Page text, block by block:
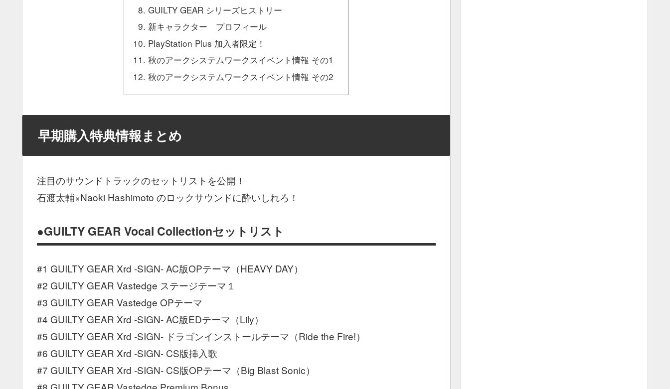
GUILTY GEAR シリーズヒストリー
新キャラクター プロフィール
PlayStation Plus 加入者限定！
秋のアークシステムワークスイベント情報 その1
秋のアークシステムワークスイベント情報 その2
早期購入特典情報まとめ
注目のサウンドトラックのセットリストを公開！
石渡太輔×Naoki Hashimoto のロックサウンドに酔いしれろ！
●GUILTY GEAR Vocal Collectionセットリスト
#1 GUILTY GEAR Xrd -SIGN- AC版OPテーマ（HEAVY DAY）
#2 GUILTY GEAR Vastedge ステージテーマ１
#3 GUILTY GEAR Vastedge OPテーマ
#4 GUILTY GEAR Xrd -SIGN- AC版EDテーマ（Lily）
#5 GUILTY GEAR Xrd -SIGN- ドラゴンインストールテーマ（Ride the Fire!）
#6 GUILTY GEAR Xrd -SIGN- CS版挿入歌
#7 GUILTY GEAR Xrd -SIGN- CS版OPテーマ（Big Blast Sonic）